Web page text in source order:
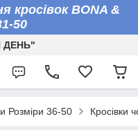
кросівок BONA &
50
ДЕНЬ"
Розміри 36-50 Кросівки